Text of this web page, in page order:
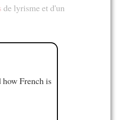
de lyrisme et d'un
French is